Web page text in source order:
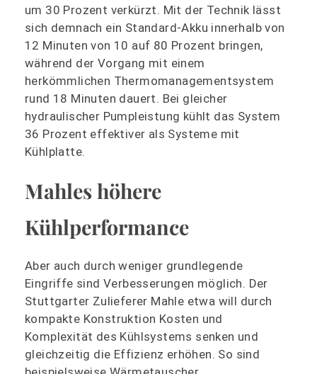
um 30 Prozent verkürzt. Mit der Technik lässt
sich demnach ein Standard-Akku innerhalb von
12 Minuten von 10 auf 80 Prozent bringen,
während der Vorgang mit einem
herkömmlichen Thermomanagementsystem
rund 18 Minuten dauert. Bei gleicher
hydraulischer Pumpleistung kühlt das System
36 Prozent effektiver als Systeme mit
Kühlplatte.
Mahles höhere
Kühlperformance
Aber auch durch weniger grundlegende
Eingriffe sind Verbesserungen möglich. Der
Stuttgarter Zulieferer Mahle etwa will durch
kompakte Konstruktion Kosten und
Komplexität des Kühlsystems senken und
gleichzeitig die Effizienz erhöhen. So sind